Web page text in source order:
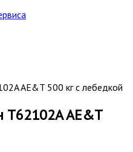
AE&T 500 кг с лебедкой
T62102A AE&T